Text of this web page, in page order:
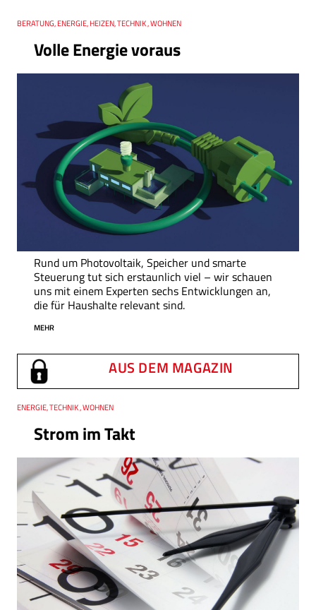
Volle Energie voraus
Thema
BERATUNG, ENERGIE, HEIZEN, TECHNIK , WOHNEN
Rund um Photovoltaik, Speicher und smarte
Steuerung tut sich erstaunlich viel – wir schauen
uns mit einem Experten sechs Entwicklungen an,
die für Haushalte relevant sind.
MEHR
AUS DEM MAGAZIN
Strom im Takt
Thema
ENERGIE, TECHNIK , WOHNEN